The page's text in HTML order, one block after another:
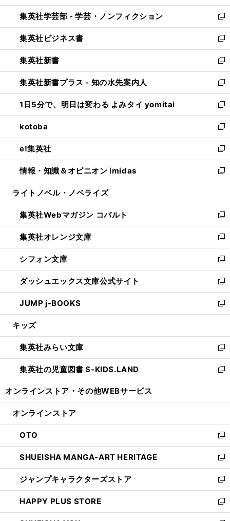
開
く
ウ
で
開
く
ン
ド
ウ
で
開
く
ウ
ィ
ン
ド
ウ
で
開
く
集英社学芸部 - 学芸・ノンフィクション
新
し
い
ウ
ィ
ン
ド
ウ
で
開
く
集英社ビジネス書
新
し
い
ウ
ィ
ン
ド
ウ
で
開
く
集英社新書
新
し
い
ウ
ィ
ン
ド
ウ
で
開
く
集英社新書プラス - 知の水先案内人
新
し
い
ウ
ィ
ン
ド
ウ
で
開
1日5分で、明日は変わる よみタイ yomitai
新
し
い
ウ
ィ
ン
ド
ウ
開
く
kotoba
新
し
い
ウ
ィ
ン
ウ
で
開
く
e!集英社
新
し
い
ウ
ン
ド
ウ
で
開
く
情報・知識＆オピニオン imidas
新
し
ウ
ィ
ン
ド
ウ
で
開
く
ライトノベル・ノベライズ
集英社Webマガジン コバルト
新
し
い
ウ
ィ
ン
ド
ウ
で
開
集英社オレンジ文庫
新
し
い
ウ
ィ
ン
ド
ウ
開
く
シフォン文庫
新
し
い
ウ
ィ
ン
ウ
で
開
く
ダッシュエックス文庫公式サイト
新
し
い
ウ
ン
ド
ウ
で
JUMP j-BOOKS
新
し
ウ
ィ
ン
ド
開
キッズ
集英社みらい文庫
新
し
い
ン
ウ
で
開
く
集英社の児童図書 S-KIDS.LAND
新
ウ
ン
ド
ウ
で
開
く
オンラインストア・ その他WEBサービス
オンラインストア
OTO
新
し
い
ウ
ィ
ン
ド
ウ
SHUEISHA MANGA-ART HERITAGE
新
し
い
ウ
ィ
ン
ジャンプキャラクターズストア
新
し
い
ウ
HAPPY PLUS STORE
新
し